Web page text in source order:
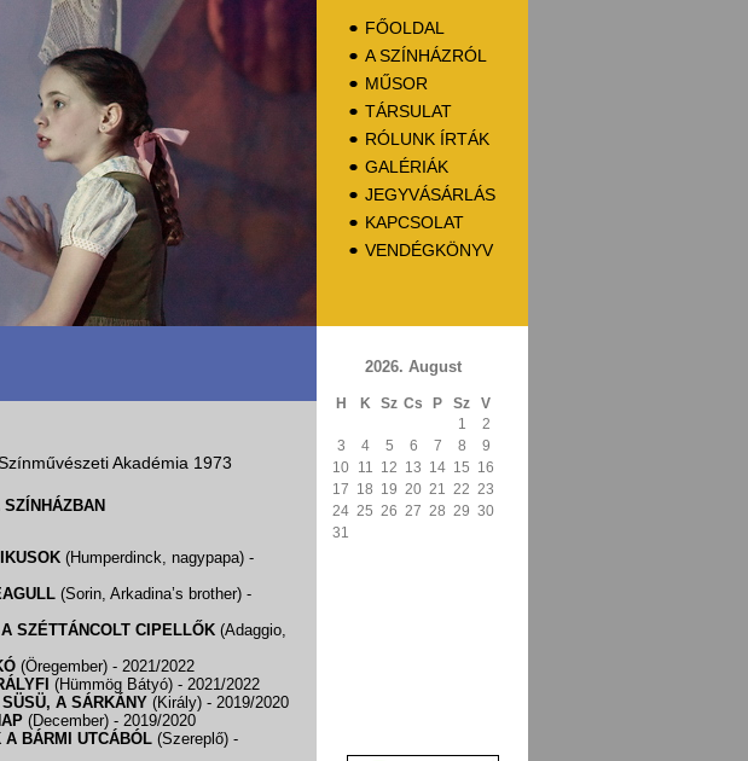
FŐOLDAL
A SZÍNHÁZRÓL
MŰSOR
TÁRSULAT
RÓLUNK ÍRTÁK
GALÉRIÁK
JEGYVÁSÁRLÁS
KAPCSOLAT
VENDÉGKÖNYV
Akadémia 1973
(Humperdinck, nagypapa) -
(Sorin, Arkadina’s brother) -
A SZÉTTÁNCOLT CIPELLŐK (Adaggio,
(Öregember) - 2021/2022
(Hümmög Bátyó) - 2021/2022
SÜSÜ, A SÁRKÁNY (Király) - 2019/2020
(December) - 2019/2020
A BÁRMI UTCÁBÓL (Szereplő) -
2026. August
H K Sz Cs P Sz
V
1
2
3
4 5 6 7 8
9
10 11 12 13 14 15 16
17 18 19 20 21 22 23
24 25 26 27 28 29 30
31